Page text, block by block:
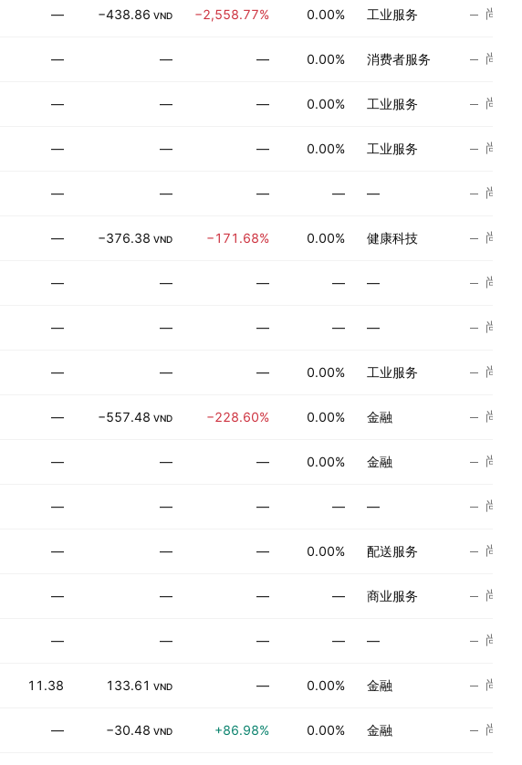
— −438.86 VND −2,558.77% 0.00% 工业服务 尚无
— — — 0.00% 消费者服务 尚无
— — — 0.00% 工业服务 尚无
— — — 0.00% 工业服务 尚无
— — — — — 尚无
— −376.38 VND −171.68% 0.00% 健康科技 尚无
— — — — — 尚无
— — — — — 尚无
— — — 0.00% 工业服务 尚无
— −557.48 VND −228.60% 0.00% 金融 尚无
— — — 0.00% 金融 尚无
— — — — — 尚无
— — — 0.00% 配送服务 尚无
— — — — 商业服务 尚无
— — — — — 尚无
11.38 133.61 VND — 0.00% 金融 尚无
— −30.48 VND +86.98% 0.00% 金融 尚无